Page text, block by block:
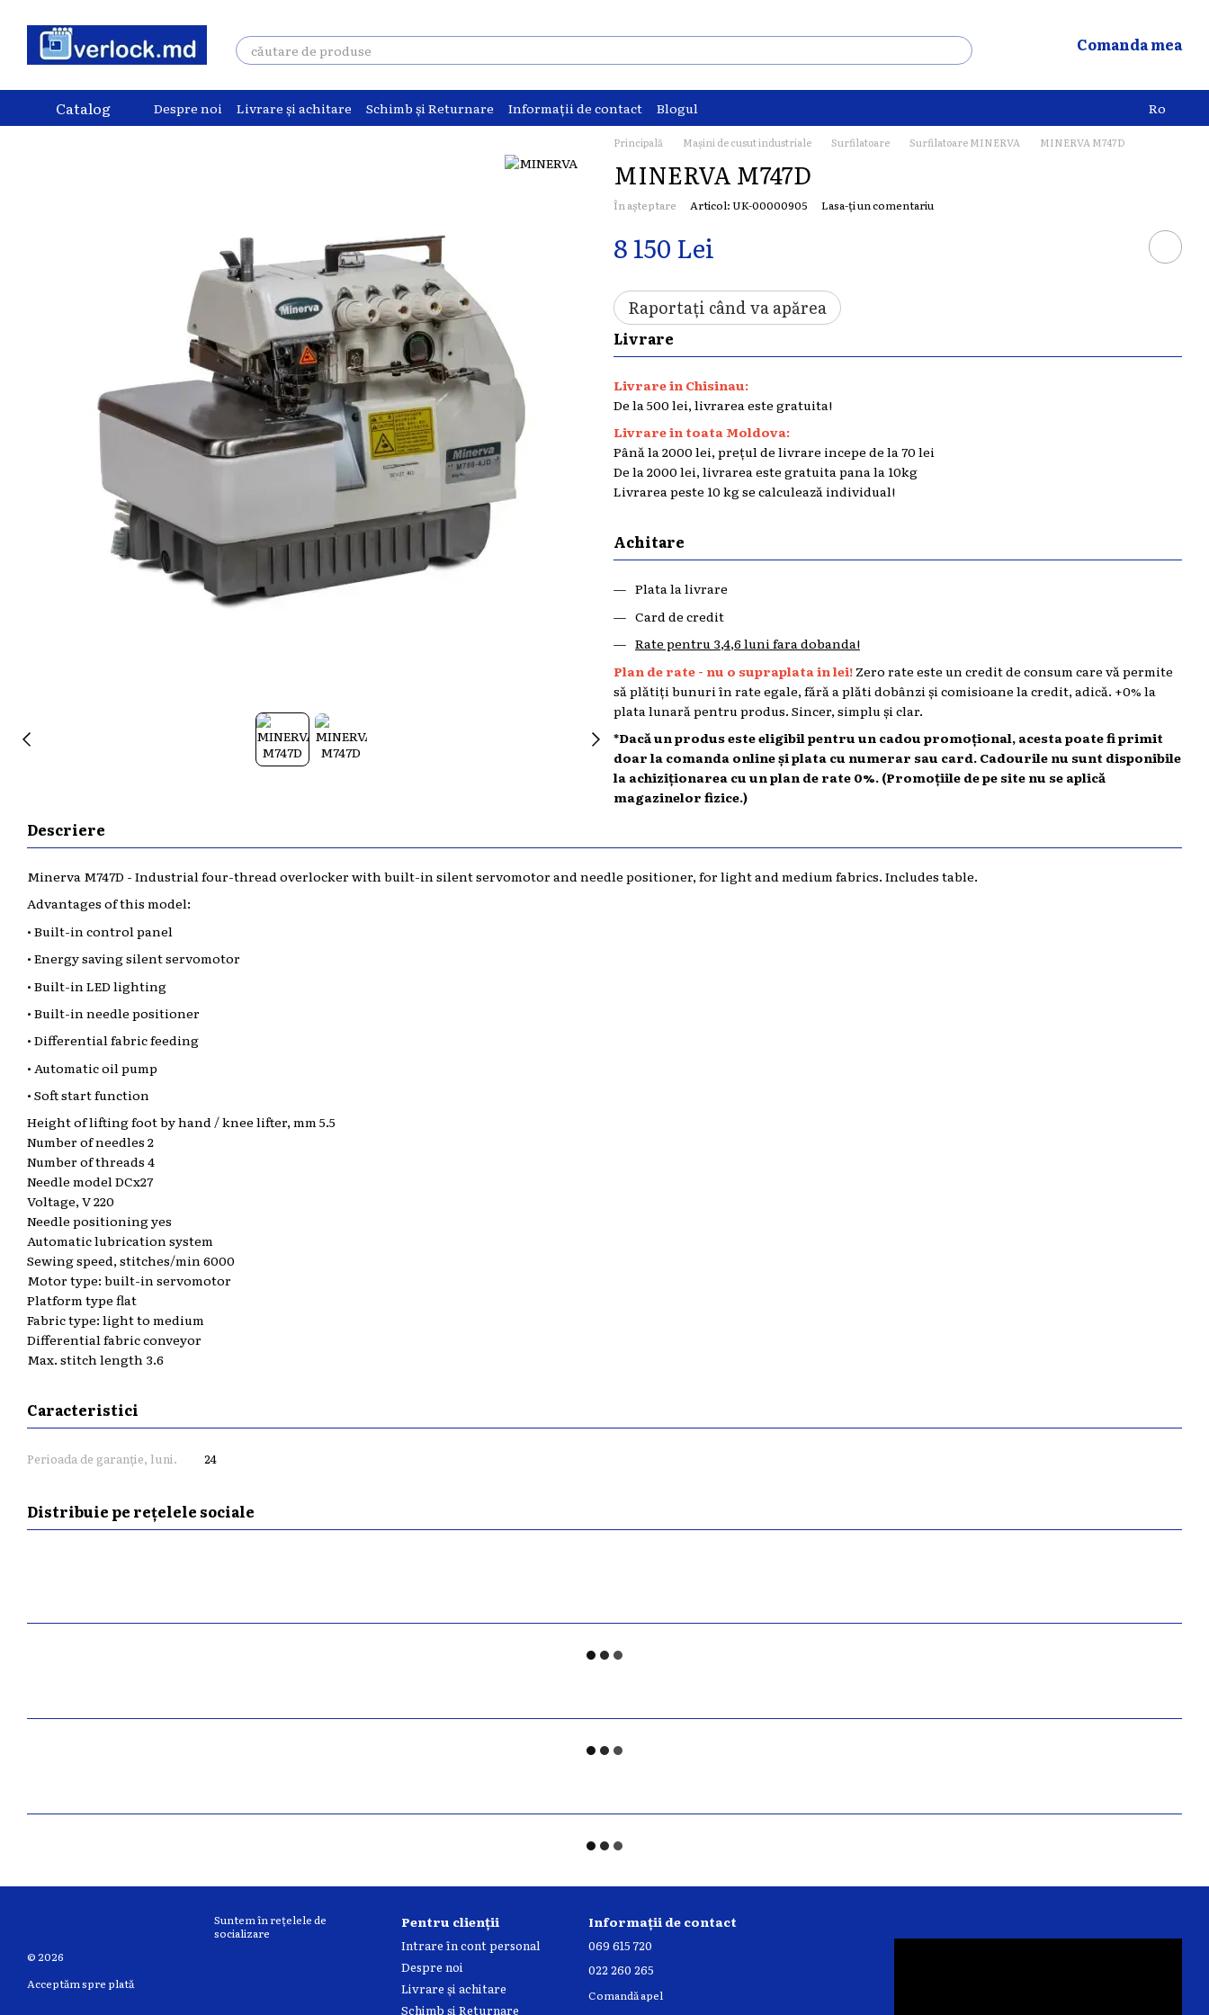
Comanda mea
Catalog Despre noi Livrare și achitare Schimb și Returnare Informații de contact Blogul Ro
Principală Mașini de cusut industriale Surfilatoare Surfilatoare MINERVA MINERVA M747D
MINERVA M747D
În așteptare Articol: UK-00000905 Lasa-ți un comentariu
8 150 Lei
Raportați când va apărea
Livrare
Livrare in Chisinau:
De la 500 lei, livrarea este gratuita!
Livrare in toata Moldova:
Până la 2000 lei, prețul de livrare incepe de la 70 lei
De la 2000 lei, livrarea este gratuita pana la 10kg
Livrarea peste 10 kg se calculează individual!
Achitare
Plata la livrare
Card de credit
Rate pentru 3,4,6 luni fara dobanda!
Plan de rate - nu o supraplata in lei! Zero rate este un credit de consum care vă permite
să plătiți bunuri în rate egale, fără a plăti dobânzi și comisioane la credit, adică. +0% la
plata lunară pentru produs. Sincer, simplu și clar.
*Dacă un produs este eligibil pentru un cadou promoțional, acesta poate fi primit
doar la comanda online și plata cu numerar sau card. Cadourile nu sunt disponibile
la achiziționarea cu un plan de rate 0%. (Promoțiile de pe site nu se aplică
magazinelor fizice.)
Descriere
Minerva M747D - Industrial four-thread overlocker with built-in silent servomotor and needle positioner, for light and medium fabrics. Includes table.
Advantages of this model:
• Built-in control panel
• Energy saving silent servomotor
• Built-in LED lighting
• Built-in needle positioner
• Differential fabric feeding
• Automatic oil pump
• Soft start function
Height of lifting foot by hand / knee lifter, mm 5.5
Number of needles 2
Number of threads 4
Needle model DCx27
Voltage, V 220
Needle positioning yes
Automatic lubrication system
Sewing speed, stitches/min 6000
Motor type: built-in servomotor
Platform type flat
Fabric type: light to medium
Differential fabric conveyor
Max. stitch length 3.6
Caracteristici
Perioada de garanție, luni. 24
Distribuie pe rețelele sociale
© 2026
Acceptăm spre plată
Suntem în rețelele de
socializare
Pentru clienții
Intrare în cont personal
Despre noi
Livrare și achitare
Schimb și Returnare
Informații de contact
069 615 720
022 260 265
Comandă apel